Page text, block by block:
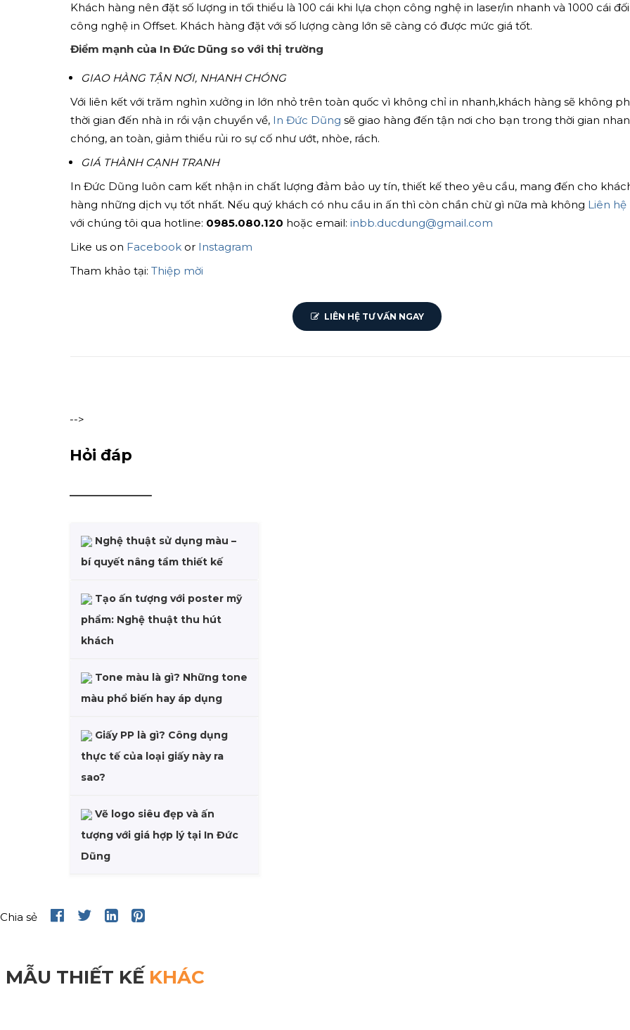
Khách hàng nên đặt số lượng in tối thiểu là 100 cái khi lựa chọn công nghệ in laser/in nhanh và 1000 cái
công nghệ in Offset. Khách hàng đặt với số lượng càng lớn sẽ càng có được mức giá tốt.
Điểm mạnh của In Đức Dũng so với thị trường
GIAO HÀNG TẬN NƠI, NHANH CHÓNG
Với liên kết với trăm nghìn xưởng in lớn nhỏ trên toàn quốc vì không chỉ in nhanh,khách hàng sẽ không
thời gian đến nhà in rồi vận chuyển về, In Đức Dũng sẽ giao hàng đến tận nơi cho bạn trong thời gian
chóng, an toàn, giảm thiểu rủi ro sự cố như ướt, nhòe, rách.
GIÁ THÀNH CẠNH TRANH
In Đức Dũng luôn cam kết nhận in chất lượng đảm bảo uy tín, thiết kế theo yêu cầu, mang đến cho
hàng những dịch vụ tốt nhất. Nếu quý khách có nhu cầu in ấn thì còn chần chừ gì nữa mà không Liên hệ
với chúng tôi qua hotline: 0985.080.120 hoặc email: inbb.ducdung@gmail.com
Like us on Facebook or Instagram
Tham khảo tại: Thiệp mời
LIÊN HỆ TƯ VẤN NGAY
-->
Hỏi đáp
Nghệ thuật sử dụng màu –
bí quyết nâng tầm thiết kế
Tạo ấn tượng với poster mỹ
phẩm: Nghệ thuật thu hút
khách
Tone màu là gì? Những tone
màu phổ biến hay áp dụng
Giấy PP là gì? Công dụng
thực tế của loại giấy này ra
sao?
Vẽ logo siêu đẹp và ấn
tượng với giá hợp lý tại In Đức
Dũng
Chia sẻ
MẪU THIẾT KẾ KHÁC